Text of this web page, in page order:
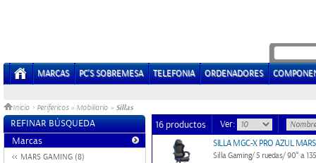
MARCAS PC'S SOBREMESA TELEFONIA ORDENADORES
Inicio > Perifericos » Mobiliario » Sillas
REFINAR BÚSQUEDA
Marcas
MARS GAMING (8)
16 productos Ver:
SILLA MGC-X PRO AZUL
Silla Gaming/ 5 ruedas/ 90° a